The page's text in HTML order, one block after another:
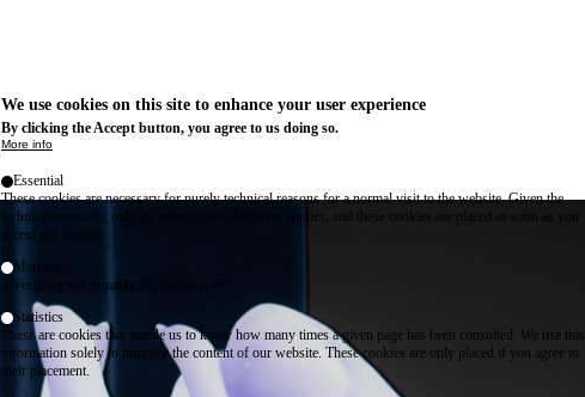
We use cookies on this site to enhance your user experience
By clicking the Accept button, you agree to us doing so.
More info
Essential
These cookies are necessary for purely technical reasons for a normal visit to the website. Given the
technical necessity, only an information obligation applies, and these cookies are placed as soon as you
access the website.
Marketing
advertising and remarketing cookies, etc.
Statistics
These are cookies that enable us to know how many times a given page has been consulted. We use this
information solely to improve the content of our website. These cookies are only placed if you agree to
their placement.